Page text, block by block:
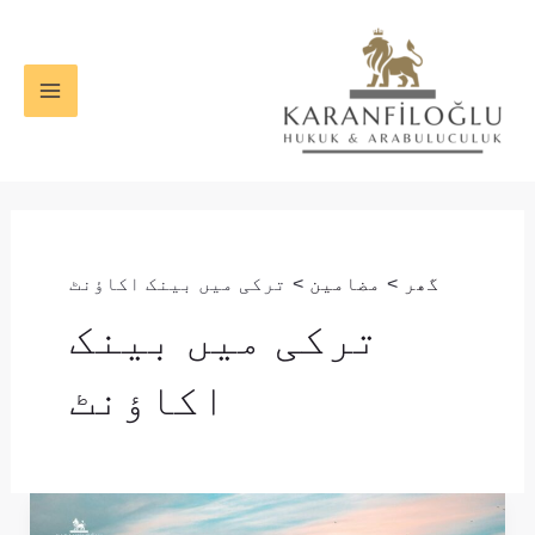
گھر مضامین ترکی میں بینک اکاؤنٹ
ترکی میں بینک
اکاؤنٹ